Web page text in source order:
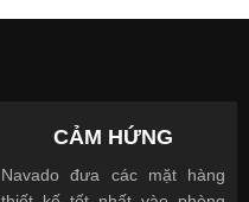
CẢM HỨNG
Navado đưa các mặt hàng